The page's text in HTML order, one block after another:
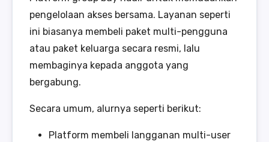
pengelolaan akses bersama. Layanan seperti
ini biasanya membeli paket multi-pengguna
atau paket keluarga secara resmi, lalu
membaginya kepada anggota yang
bergabung.
Secara umum, alurnya seperti berikut:
Platform membeli langganan multi-user